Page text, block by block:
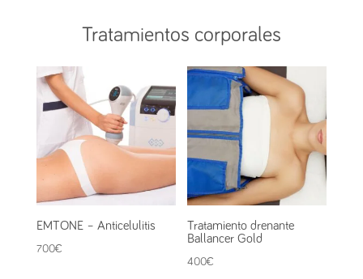
Tratamientos corporales
EMTONE – Anticelulitis
700€
Tratamiento drenante
Ballancer Gold
400€